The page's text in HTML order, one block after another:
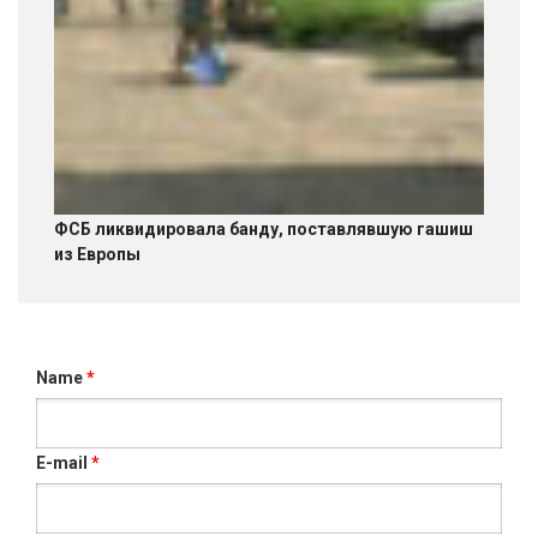
ФСБ ликвидировала банду, поставлявшую гашиш
из Европы
Name*
E-mail *